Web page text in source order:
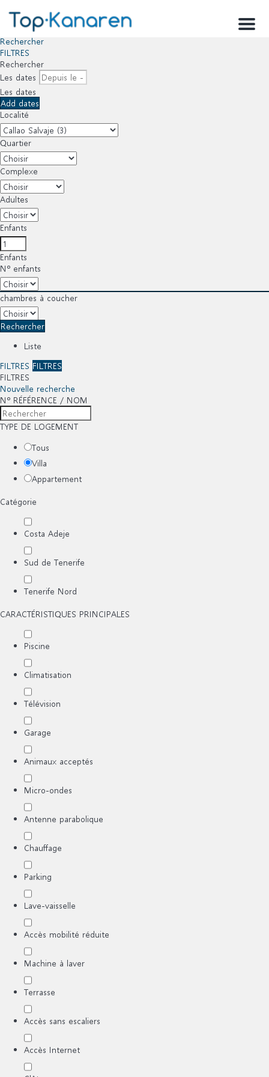
Menu
Rechercher
FILTRES
Rechercher
Les dates
Les dates
Add dates
Localité
Quartier
Complexe
Adultes
Enfants
Enfants
Nº enfants
chambres à coucher
Rechercher
Liste
FILTRES FILTRES
FILTRES
Nouvelle recherche
Nº RÉFÉRENCE / NOM
TYPE DE LOGEMENT
Tous
Villa
Appartement
Catégorie
Costa Adeje
Sud de Tenerife
Tenerife Nord
CARACTÉRISTIQUES PRINCIPALES
Piscine
Climatisation
Télévision
Garage
Animaux acceptés
Micro-ondes
Antenne parabolique
Chauffage
Parking
Lave-vaisselle
Accès mobilité réduite
Machine à laver
Terrasse
Accès sans escaliers
Accès Internet